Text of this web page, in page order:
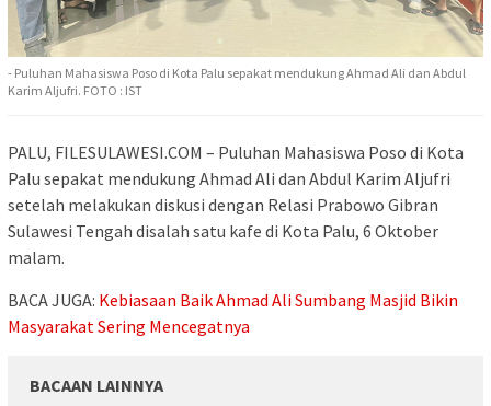
- Puluhan Mahasiswa Poso di Kota Palu sepakat mendukung Ahmad Ali dan Abdul
Karim Aljufri. FOTO : IST
PALU, FILESULAWESI.COM – Puluhan Mahasiswa Poso di Kota
Palu sepakat mendukung Ahmad Ali dan Abdul Karim Aljufri
setelah melakukan diskusi dengan Relasi Prabowo Gibran
Sulawesi Tengah disalah satu kafe di Kota Palu, 6 Oktober
malam.
BACA JUGA: Kebiasaan Baik Ahmad Ali Sumbang Masjid Bikin
Masyarakat Sering Mencegatnya
BACAAN LAINNYA